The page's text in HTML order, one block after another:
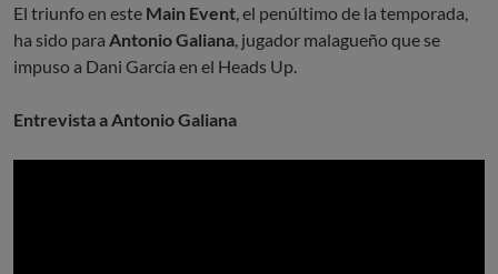
El triunfo en este Main Event , el penúltimo de la temporada,
ha sido para Antonio Galiana , jugador malagueño que se
impuso a Dani García en el Heads Up.
Entrevista a Antonio Galiana